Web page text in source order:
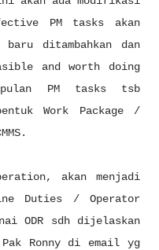
PM tasks akan
ditambahkan dan
and worth doing
PM tasks tsb
Work Package /
akan menjadi
Duties / Operator
ODR sdh dijelaskan
Pak Ronny di email yg